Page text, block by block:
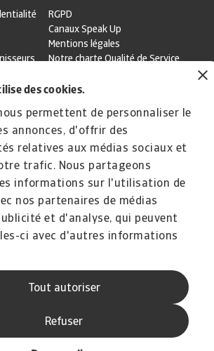
des cookies.
permettent de personnaliser le
annonces, d'offrir des
relatives aux médias sociaux et
trafic. Nous partageons
informations sur l'utilisation de
nos partenaires de médias
et d'analyse, qui peuvent
ci avec d'autres informations
de votre utilisation de leurs
Tout autoriser
Refuser
RGPD
Canaux Speak Up
Mentions légales
Notre charte Qualité de Service